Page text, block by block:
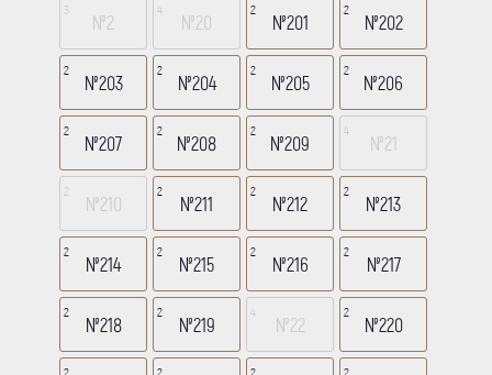
№2
3
№20
4
№201
2
№202
2
№203
2
№204
2
№205
2
№206
2
№207
2
№208
2
№209
2
№21
4
№210
2
№211
2
№212
2
№213
2
№214
2
№215
2
№216
2
№217
2
№218
2
№219
2
№22
4
№220
2